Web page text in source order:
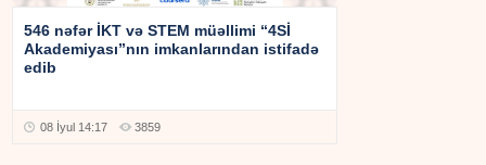
546 nəfər İKT və STEM müəllimi “4Sİ
Akademiyası”nın imkanlarından istifadə
edib
08 İyul 14:17 3859